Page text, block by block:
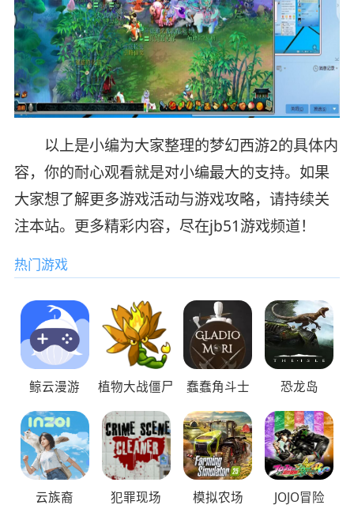
以上是小编为大家整理的梦幻西游2的具体内
容，你的耐心观看就是对小编最大的支持。如果
大家想了解更多游戏活动与游戏攻略，请持续关
注本站。更多精彩内容，尽在jb51游戏频道！
热门游戏
鲸云漫游 植物大战僵尸 蠢蠢角斗士 恐龙岛
云族裔 犯罪现场 模拟农场 JOJO冒险